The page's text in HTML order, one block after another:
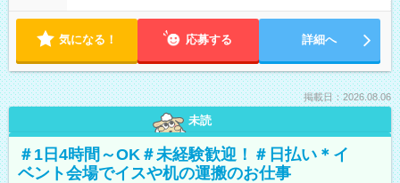
気になる！ 応募する 詳細へ
掲載日：2026.08.06
未読
＃1日4時間～OK＃未経験歓迎！＃日払い＊イ
ベント会場でイスや机の運搬のお仕事